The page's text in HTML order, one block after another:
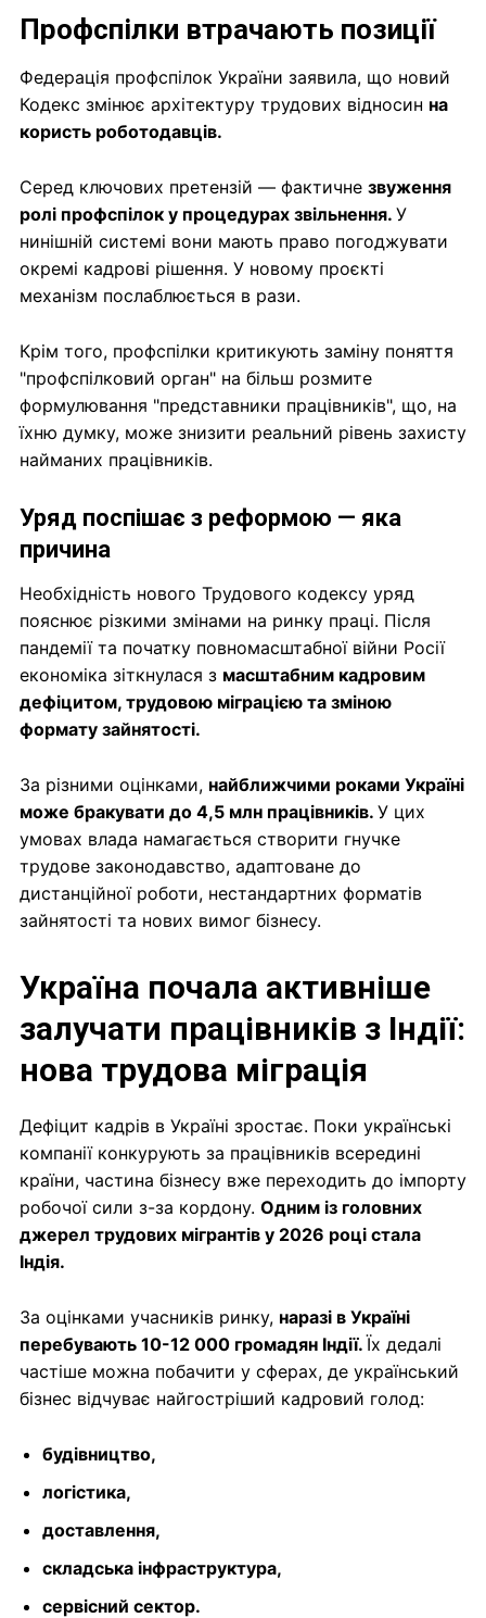
Профспілки втрачають позиції
Федерація профспілок України заявила, що новий
Кодекс змінює архітектуру трудових відносин на
користь роботодавців.
Серед ключових претензій — фактичне звуження
ролі профспілок у процедурах звільнення. У
нинішній системі вони мають право погоджувати
окремі кадрові рішення. У новому проєкті
механізм послаблюється в рази.
Крім того, профспілки критикують заміну поняття
"профспілковий орган" на більш розмите
формулювання "представники працівників", що, на
їхню думку, може знизити реальний рівень захисту
найманих працівників.
Уряд поспішає з реформою — яка
причина
Необхідність нового Трудового кодексу уряд
пояснює різкими змінами на ринку праці. Після
пандемії та початку повномасштабної війни Росії
економіка зіткнулася з масштабним кадровим
дефіцитом, трудовою міграцією та зміною
формату зайнятості.
За різними оцінками, найближчими роками Україні
може бракувати до 4,5 млн працівників. У цих
умовах влада намагається створити гнучке
трудове законодавство, адаптоване до
дистанційної роботи, нестандартних форматів
зайнятості та нових вимог бізнесу.
Україна почала активніше
залучати працівників з Індії:
нова трудова міграція
Дефіцит кадрів в Україні зростає. Поки українські
компанії конкурують за працівників всередині
країни, частина бізнесу вже переходить до імпорту
робочої сили з-за кордону. Одним із головних
джерел трудових мігрантів у 2026 році стала
Індія.
За оцінками учасників ринку, наразі в Україні
перебувають 10-12 000 громадян Індії.Їх дедалі
частіше можна побачити у сферах, де український
бізнес відчуває найгостріший кадровий голод:
будівництво,
логістика,
доставлення,
складська інфраструктура,
сервісний сектор.